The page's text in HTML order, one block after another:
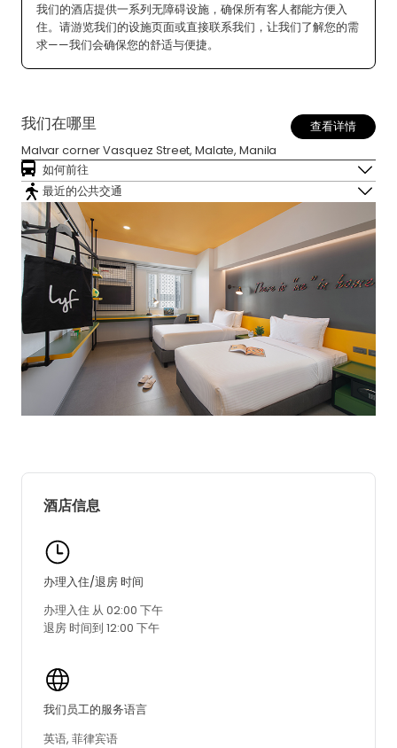
我们的酒店提供一系列无障碍设施，确保所有客人都能方便入
住。请游览我们的设施页面或直接联系我们，让我们了解您的需
求——我们会确保您的舒适与便捷。
我们在哪里
查看详情
Malvar corner Vasquez Street, Malate, Manila
如何前往
最近的公共交通
酒店信息
办理入住/退房 时间
办理入住 从 02:00 下午
退房 时间到 12:00 下午
我们员工的服务语言
英语, 菲律宾语